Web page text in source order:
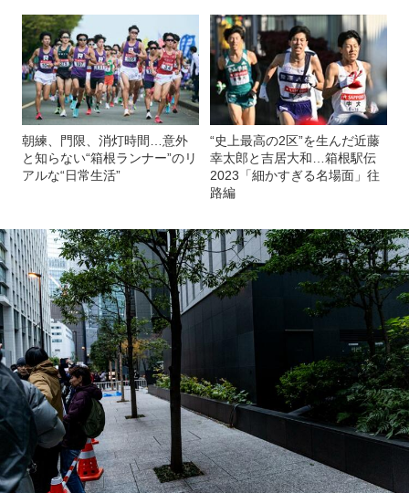
朝練、門限、消灯時間…意外
と知らない“箱根ランナー”のリ
アルな“日常生活”
“史上最高の2区”を生んだ近藤
幸太郎と吉居大和…箱根駅伝
2023「細かすぎる名場面」往
路編